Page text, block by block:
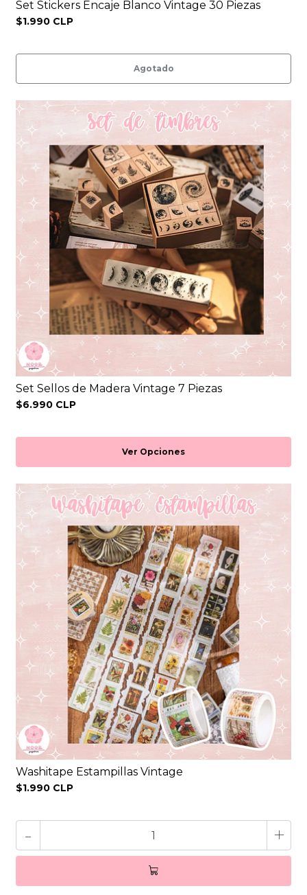
Set Stickers Encaje Blanco Vintage 30 Piezas
$1.990 CLP
Agotado
Set Sellos de Madera Vintage 7 Piezas
$6.990 CLP
Ver Opciones
Washitape Estampillas Vintage
$1.990 CLP
- +